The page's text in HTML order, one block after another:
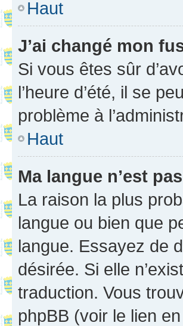
Haut
J’ai changé mon
Si vous êtes sûr
l’heure d’été, il se
problème à
Haut
Ma langue n’est
La raison la plus
langue ou bien que
langue. Essayez de
désirée. Si elle
traduction. Vous
phpBB (voir le lien